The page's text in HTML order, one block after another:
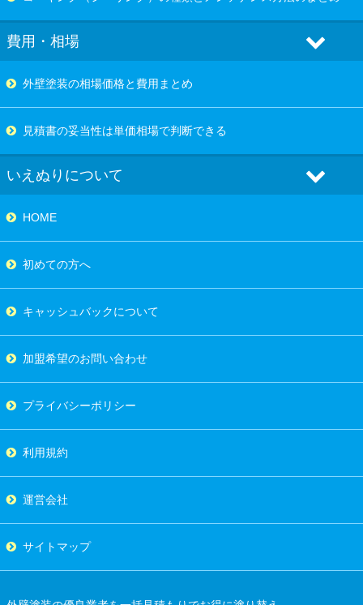
費用・相場
外壁塗装の相場価格と費用まとめ
見積書の妥当性は単価相場で判断できる
いえぬりについて
HOME
初めての方へ
キャッシュバックについて
加盟希望のお問い合わせ
プライバシーポリシー
利用規約
運営会社
サイトマップ